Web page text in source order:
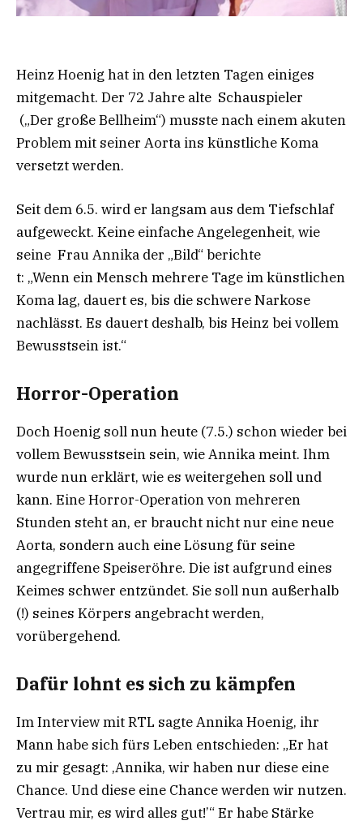
Heinz Hoenig hat in den letzten Tagen einiges
mitgemacht. Der 72 Jahre alte Schauspieler
(„Der große Bellheim“) musste nach einem akuten
Problem mit seiner Aorta ins künstliche Koma
versetzt werden.
Seit dem 6.5. wird er langsam aus dem Tiefschlaf
aufgeweckt. Keine einfache Angelegenheit, wie
seine Frau Annika der „Bild“ berichte
t: „Wenn ein Mensch mehrere Tage im künstlichen
Koma lag, dauert es, bis die schwere Narkose
nachlässt. Es dauert deshalb, bis Heinz bei vollem
Bewusstsein ist.“
Horror-Operation
Doch Hoenig soll nun heute (7.5.) schon wieder bei
vollem Bewusstsein sein, wie Annika meint. Ihm
wurde nun erklärt, wie es weitergehen soll und
kann. Eine Horror-Operation von mehreren
Stunden steht an, er braucht nicht nur eine neue
Aorta, sondern auch eine Lösung für seine
angegriffene Speiseröhre. Die ist aufgrund eines
Keimes schwer entzündet. Sie soll nun außerhalb
(!) seines Körpers angebracht werden,
vorübergehend.
Dafür lohnt es sich zu kämpfen
Im Interview mit RTL sagte Annika Hoenig, ihr
Mann habe sich fürs Leben entschieden: „Er hat
zu mir gesagt: ,Annika, wir haben nur diese eine
Chance. Und diese eine Chance werden wir nutzen.
Vertrau mir, es wird alles gut!’“ Er habe Stärke